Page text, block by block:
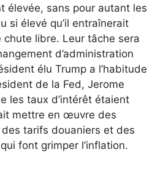
élevée, sans pour autant les
si élevé qu’il entraînerait
chute libre. Leur tâche sera
d’administration
élu Trump a l’habitude
de la Fed, Jerome
les taux d’intérêt étaient
mettre en œuvre des
tarifs douaniers et des
font grimper l’inflation.